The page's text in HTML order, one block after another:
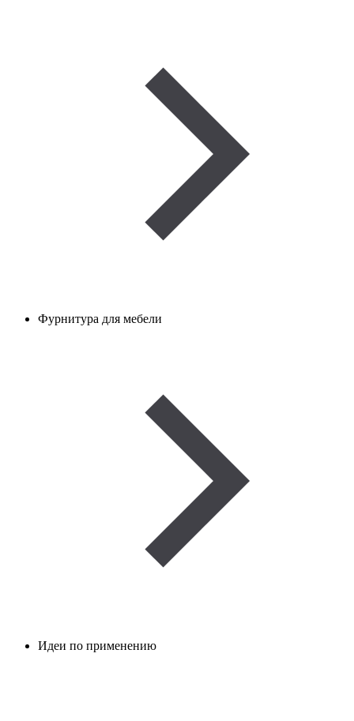
Фурнитура для мебели
Идеи по применению